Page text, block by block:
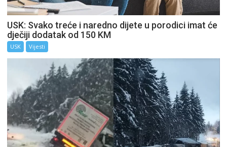
USK: Svako treće i naredno dijete u porodici imat će
dječiji dodatak od 150 KM
USK Vijesti